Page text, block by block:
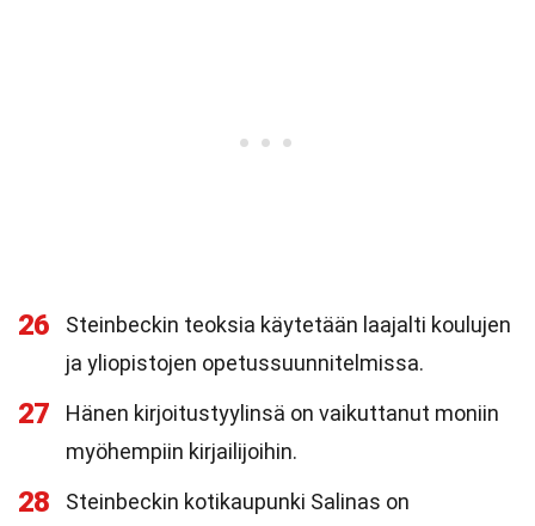
26
Steinbeckin teoksia käytetään laajalti koulujen
ja yliopistojen opetussuunnitelmissa.
27
Hänen kirjoitustyylinsä on vaikuttanut moniin
myöhempiin kirjailijoihin.
28
Steinbeckin kotikaupunki Salinas on